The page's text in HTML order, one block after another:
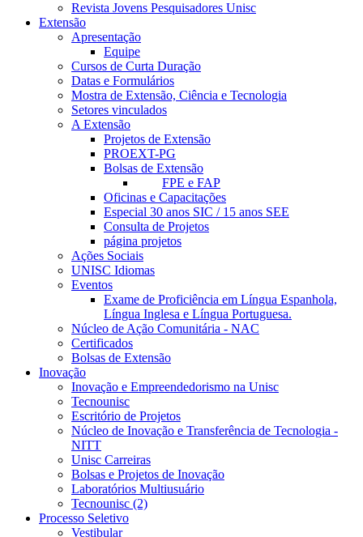
Revista Jovens Pesquisadores Unisc
Extensão
Apresentação
Equipe
Cursos de Curta Duração
Datas e Formulários
Mostra de Extensão, Ciência e Tecnologia
Setores vinculados
A Extensão
Projetos de Extensão
PROEXT-PG
Bolsas de Extensão
FPE e FAP
Oficinas e Capacitações
Especial 30 anos SIC / 15 anos SEE
Consulta de Projetos
página projetos
Ações Sociais
UNISC Idiomas
Eventos
Exame de Proficiência em Língua Espanhola,
Língua Inglesa e Língua Portuguesa.
Núcleo de Ação Comunitária - NAC
Certificados
Bolsas de Extensão
Inovação
Inovação e Empreendedorismo na Unisc
Tecnounisc
Escritório de Projetos
Núcleo de Inovação e Transferência de Tecnologia -
NITT
Unisc Carreiras
Bolsas e Projetos de Inovação
Laboratórios Multiusuário
Tecnounisc (2)
Processo Seletivo
Vestibular